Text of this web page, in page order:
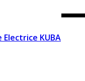
Electrice KUBA